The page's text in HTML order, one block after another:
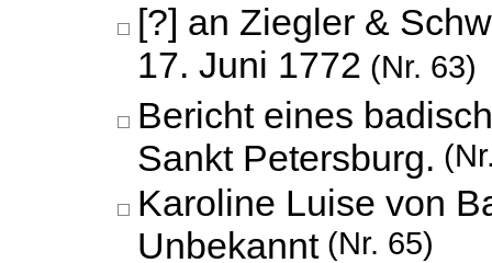
[?] an Ziegler &
17. Juni 1772 (Nr. 63)
Bericht eines
Sankt Petersburg.
Karoline Luise von
Unbekannt (Nr. 65)